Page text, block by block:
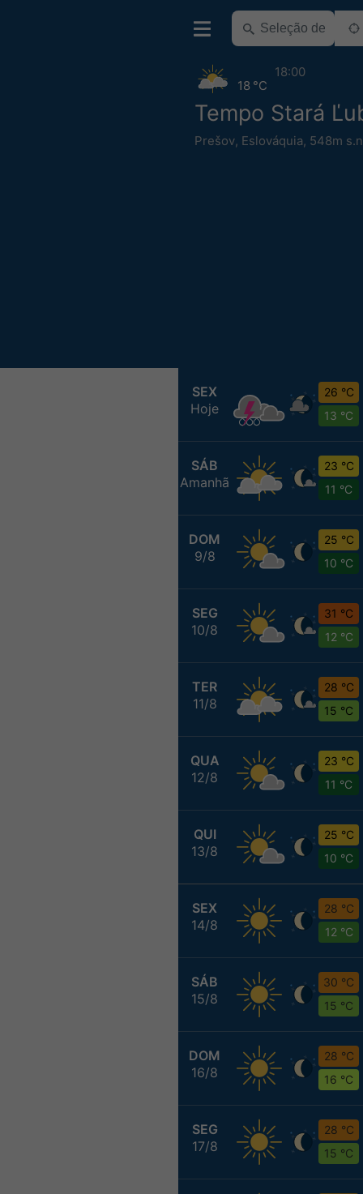
Tempo Stará
Prešov, Eslováquia, 548m
18 °C
18:00
SEX
Hoje
26 °C
13 °C
SÁB
Amanhã
23 °C
11 °C
DOM
9/8
25 °C
10 °C
SEG
10/8
31 °C
12 °C
TER
11/8
28 °C
15 °C
QUA
12/8
23 °C
11 °C
QUI
13/8
25 °C
10 °C
SEX
14/8
28 °C
12 °C
SÁB
15/8
30 °C
15 °C
DOM
16/8
28 °C
16 °C
SEG
17/8
28 °C
15 °C